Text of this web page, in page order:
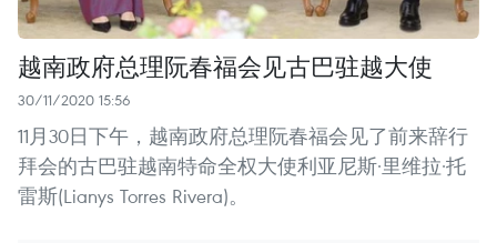
越南政府总理阮春福会见古巴驻越大使
30/11/2020 15:56
11月30日下午，越南政府总理阮春福会见了前来辞行
拜会的古巴驻越南特命全权大使利亚尼斯·里维拉·托
雷斯(Lianys Torres Rivera)。